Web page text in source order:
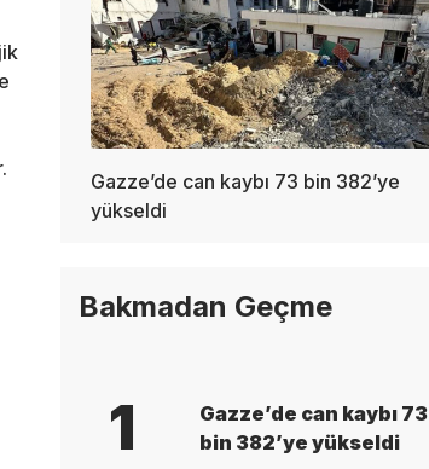
Gazze’de can kaybı 73 bin 382’ye
yükseldi
Bakmadan Geçme
1
Gazze’de can kaybı 73
bin 382’ye yükseldi